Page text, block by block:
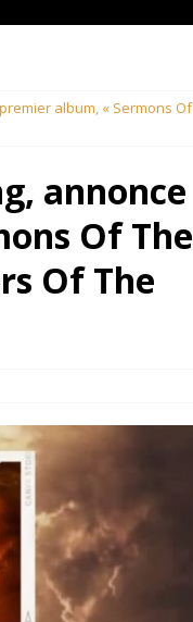
album, « Sermons Of
annonce
Of The
Of The